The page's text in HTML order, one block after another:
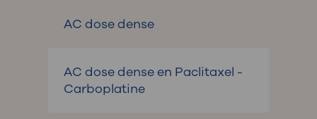
AC dose dense
AC dose dense en Paclitaxel -
Carboplatine